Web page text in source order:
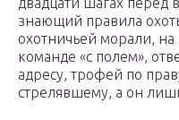
знающий правила
охотничьей морали,
команде «с полем»,
адресу, трофей по
стрелявшему, а он